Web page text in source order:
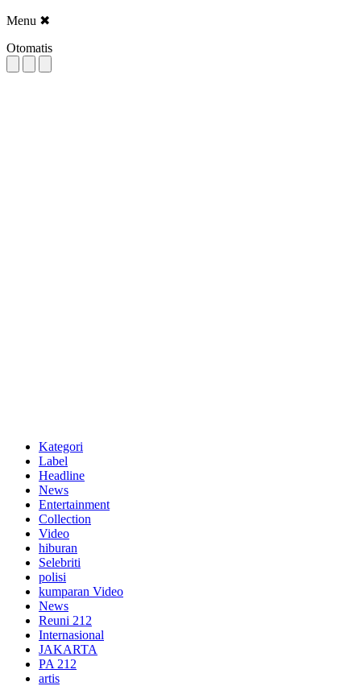
Menu ✖
Otomatis
Kategori
Label
Headline
News
Entertainment
Collection
Video
hiburan
Selebriti
polisi
kumparan Video
News
Reuni 212
Internasional
JAKARTA
PA 212
artis